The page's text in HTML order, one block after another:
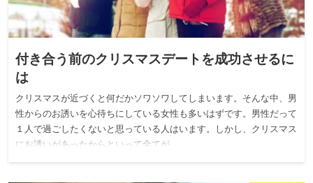
付き合う前のクリスマスデートを成功させるに
は
クリスマスが近づくと何だかソワソワしてしまいます。そんな中、男
性からのお誘いを心待ちにしている女性も多いはずです。男性だって
１人で過ごしたくないと思っている人はいます。しかし、クリスマス
にお誘いがあったからといって全てが…